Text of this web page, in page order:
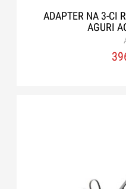
ADAPTER NA 3-CI
AGURI